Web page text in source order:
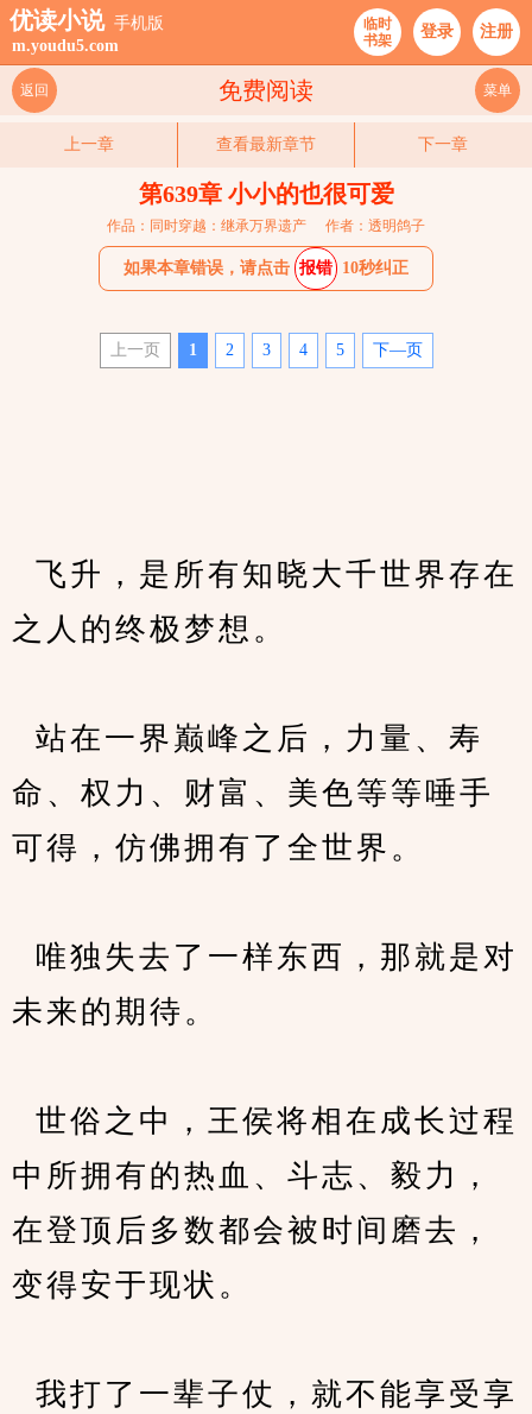
优读小说 手机版
m.youdu5.com
临时
书架
登录 注册
免费阅读
返回 菜单
上一章 查看最新章节 下一章
第639章 小小的也很可爱
作品：同时穿越：继承万界遗产 作者：透明鸽子
如果本章错误，请点击 报错 10秒纠正
上一页 1 2 3 4 5 下—页
之人的终极梦想。
命、权力、财富、美色等等唾手
可得，仿佛拥有了全世界。
未来的期待。
中所拥有的热血、斗志、毅力，
在登顶后多数都会被时间磨去，
变得安于现状。